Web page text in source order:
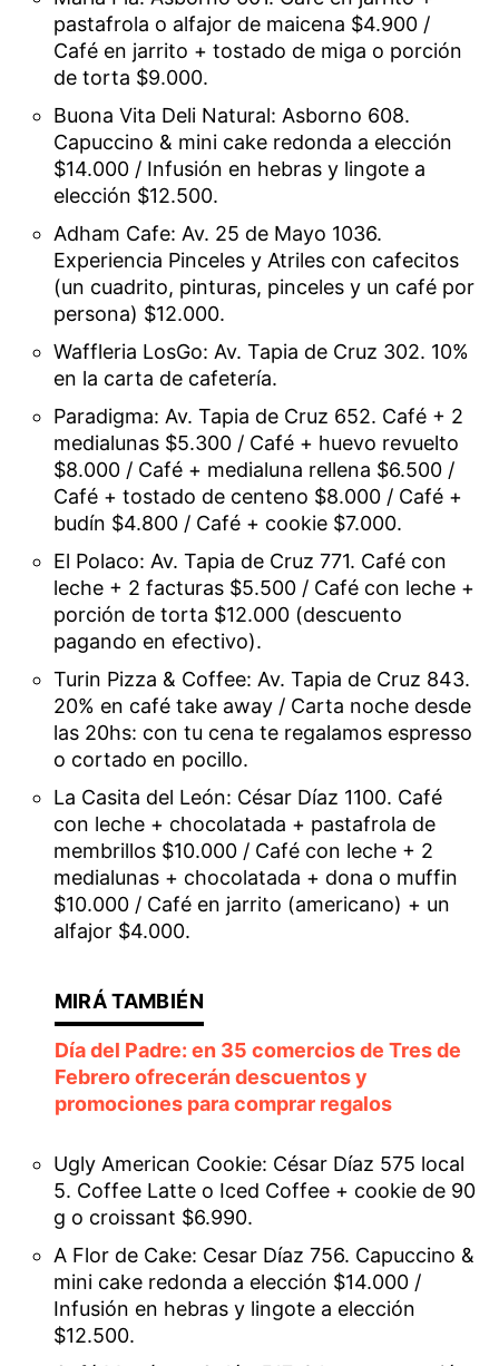
pastafrola o alfajor de maicena $4.900 /
Café en jarrito + tostado de miga o porción
de torta $9.000.
Buona Vita Deli Natural: Asborno 608.
Capuccino & mini cake redonda a elección
$14.000 / Infusión en hebras y lingote a
elección $12.500.
Adham Cafe: Av. 25 de Mayo 1036.
Experiencia Pinceles y Atriles con cafecitos
(un cuadrito, pinturas, pinceles y un café por
persona) $12.000.
Waffleria LosGo: Av. Tapia de Cruz 302. 10%
en la carta de cafetería.
Paradigma: Av. Tapia de Cruz 652. Café + 2
medialunas $5.300 / Café + huevo revuelto
$8.000 / Café + medialuna rellena $6.500 /
Café + tostado de centeno $8.000 / Café +
budín $4.800 / Café + cookie $7.000.
El Polaco: Av. Tapia de Cruz 771. Café con
leche + 2 facturas $5.500 / Café con leche +
porción de torta $12.000 (descuento
pagando en efectivo).
Turin Pizza & Coffee: Av. Tapia de Cruz 843.
20% en café take away / Carta noche desde
las 20hs: con tu cena te regalamos espresso
o cortado en pocillo.
La Casita del León: César Díaz 1100. Café
con leche + chocolatada + pastafrola de
membrillos $10.000 / Café con leche + 2
medialunas + chocolatada + dona o muffin
$10.000 / Café en jarrito (americano) + un
alfajor $4.000.
Día del Padre: en 35 comercios de Tres de
Febrero ofrecerán descuentos y
promociones para comprar regalos
Ugly American Cookie: César Díaz 575 local
5. Coffee Latte o Iced Coffee + cookie de 90
g o croissant $6.990.
A Flor de Cake: Cesar Díaz 756. Capuccino &
mini cake redonda a elección $14.000 /
Infusión en hebras y lingote a elección
$12.500.